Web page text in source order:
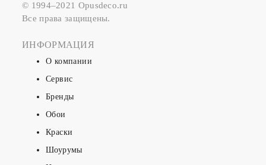
© 1994–2021 Opusdeco.ru
Все права защищены.
ИНФОРМАЦИЯ
О компании
Сервис
Бренды
Обои
Краски
Шоурумы